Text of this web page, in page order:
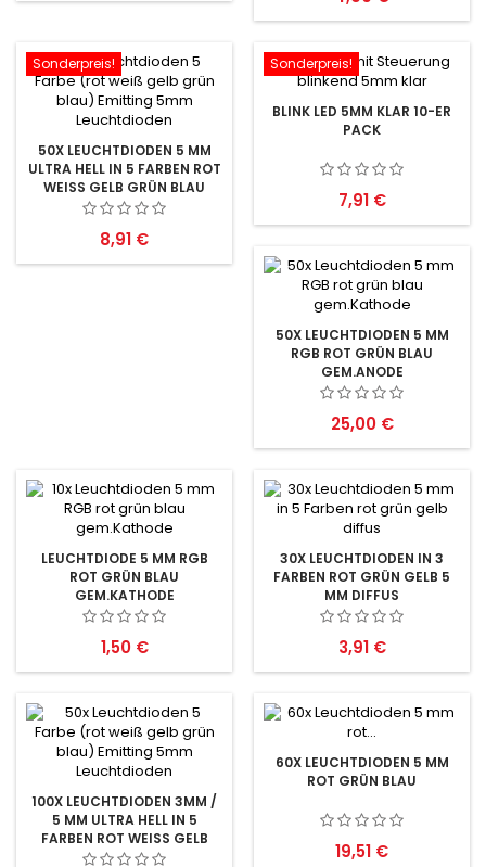
Sonderpreis!
50X LEUCHTDIODEN 5 MM
ULTRA HELL IN 5 FARBEN ROT
WEISS GELB GRÜN BLAU
Preis
8,91 €
Sonderpreis!
BLINK LED 5MM KLAR 10-ER
PACK
Preis
7,91 €
50X LEUCHTDIODEN 5 MM
RGB ROT GRÜN BLAU
GEM.ANODE
Preis
25,00 €
LEUCHTDIODE 5 MM RGB
ROT GRÜN BLAU
GEM.KATHODE
Preis
1,50 €
30X LEUCHTDIODEN IN 3
FARBEN ROT GRÜN GELB 5
MM DIFFUS
Preis
3,91 €
100X LEUCHTDIODEN 3MM /
5 MM ULTRA HELL IN 5
FARBEN ROT WEISS GELB G
RÜN BLAU
60X LEUCHTDIODEN 5 MM
ROT GRÜN BLAU
Preis
19,51 €